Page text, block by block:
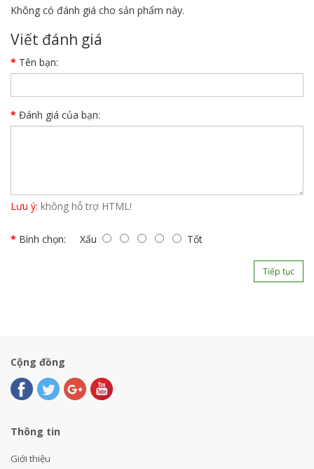
Không có đánh giá cho sản phẩm này.
Viết đánh giá
Tên bạn:
Đánh giá của bạn:
Lưu ý: không hỗ trợ HTML!
Bình chọn: Xấu Tốt
Tiếp tục
Cộng đồng
Thông tin
Giới thiệu